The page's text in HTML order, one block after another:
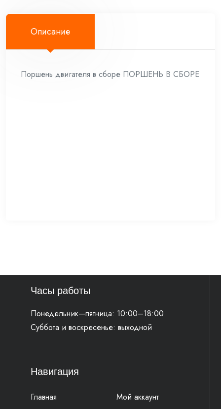
Описание
Поршень двигателя в сборе ПОРШЕНЬ В СБОРЕ
Часы работы
Понедельник—пятница: 10:00–18:00
Суббота и воскресенье: выходной
Навигация
Главная Мой аккаунт